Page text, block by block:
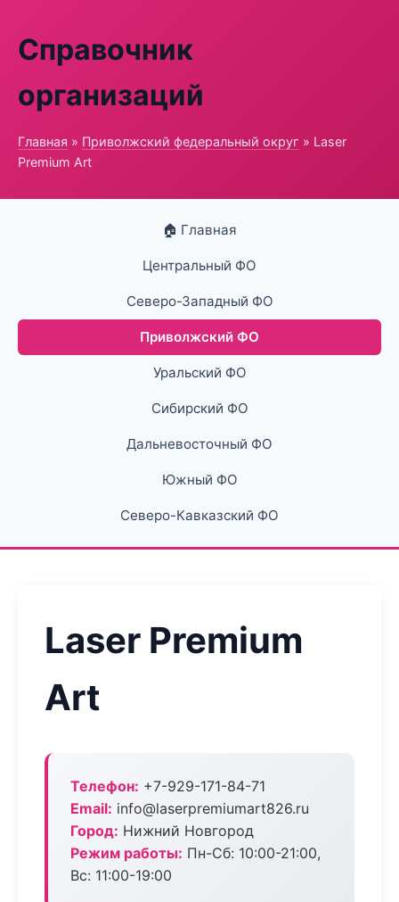
Справочник
организаций
Главная » Приволжский федеральный округ » Laser
Premium Art
🏠 Главная
Центральный ФО
Северо-Западный ФО
Приволжский ФО
Уральский ФО
Сибирский ФО
Дальневосточный ФО
Южный ФО
Северо-Кавказский ФО
Laser Premium
Art
Телефон: +7-929-171-84-71
Email: info@laserpremiumart826.ru
Город: Нижний Новгород
Режим работы: Пн-Сб: 10:00-21:00,
Вс: 11:00-19:00